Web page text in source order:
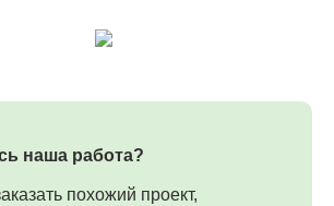
наша работа?
похожий проект,